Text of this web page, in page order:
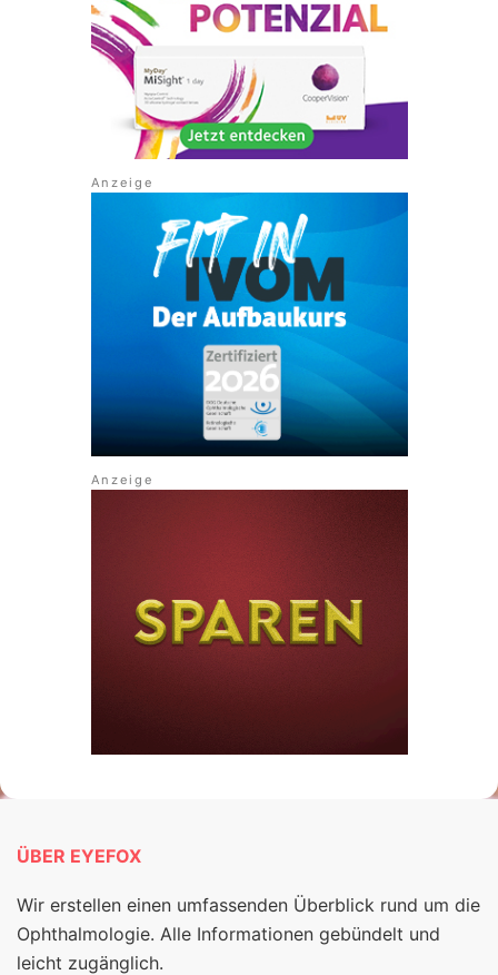
ÜBER EYEFOX
Wir erstellen einen umfassenden Überblick rund um die
Ophthalmologie. Alle Informationen gebündelt und
leicht zugänglich.